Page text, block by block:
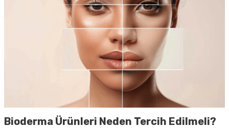
Bioderma Ürünleri Neden Tercih Edilmeli?